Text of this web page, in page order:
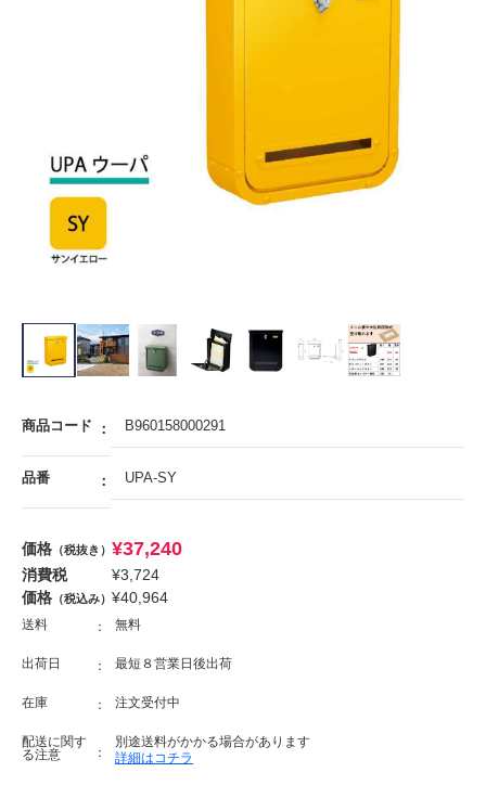
商品コード B960158000291
品番 UPA-SY
価格 （税抜き） ¥37,240
消費税 ¥3,724
価格 （税込み） ¥40,964
送料 無料
出荷日 最短８営業日後出荷
在庫 注文受付中
配送に関す
る注意
別途送料がかかる場合があります
詳細はコチラ